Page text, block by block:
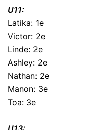
U11:
Latika: 1e
Victor: 2e
Linde: 2e
Ashley: 2e
Nathan: 2e
Manon: 3e
Toa: 3e